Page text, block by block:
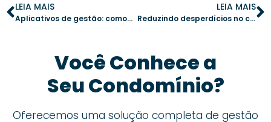
LEIA MAIS
Aplicativos de gestão: como a tecnologia permite que o porteiro execute mais tarefas importantes
LEIA MAIS
Reduzindo desperdícios no condomínio: 4 formas de otimizar a gestão com o aplicativo
Você Conhece a
Seu Condomínio?
Oferecemos uma solução completa de gestão